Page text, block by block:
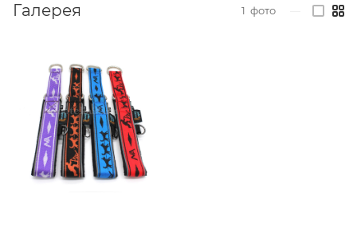
Галерея 1 фото